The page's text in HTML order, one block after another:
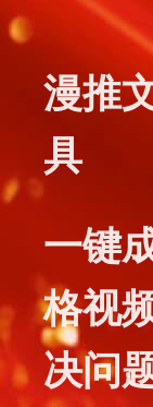
漫推
具
一键
格视
决问